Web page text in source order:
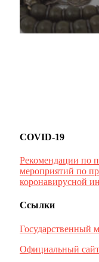
COVID-19
Рекомендации по
мероприятий по
коронавирусной
Ссылки
Государственный
Официальный сайт